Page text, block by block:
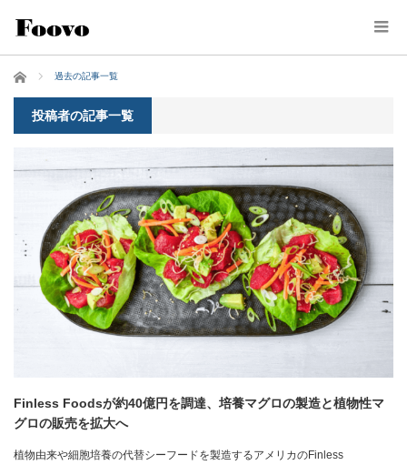
ホーム 過去の記事一覧
投稿者の記事一覧
Finless Foodsが約40億円を調達、培養マグロの製造と植物性マ
グロの販売を拡大へ
植物由来や細胞培養の代替シーフードを製造するアメリカのFinless